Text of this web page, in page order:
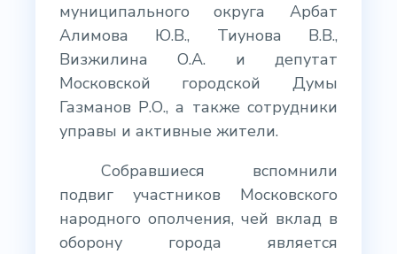
муниципального округа Арбат
Алимова Ю.В., Тиунова В.В.,
Визжилина О.А. и депутат
Московской городской Думы
Газманов Р.О., а также сотрудники
управы и активные жители.
Собравшиеся вспомнили
подвиг участников Московского
народного ополчения, чей вклад в
оборону города является